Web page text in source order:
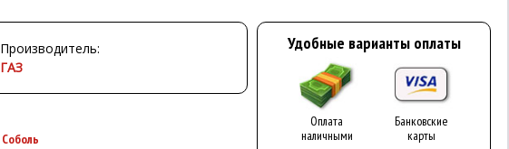
Производитель:
ГАЗ
Соболь
Удобные варианты оплаты
Оплата
наличными
Банковские
карты